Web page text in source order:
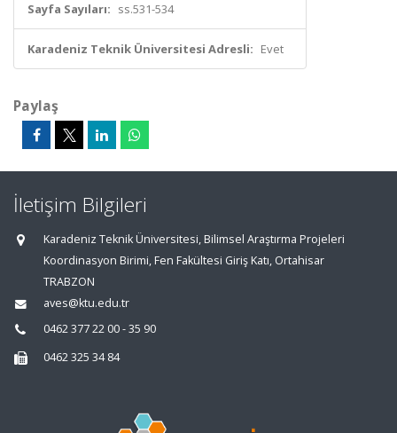
Sayfa Sayıları: ss.531-534
Karadeniz Teknik Üniversitesi Adresli: Evet
Paylaş
İletişim Bilgileri
Karadeniz Teknik Üniversitesi, Bilimsel Araştırma Projeleri
Koordinasyon Birimi, Fen Fakültesi Giriş Katı, Ortahisar
TRABZON
aves@ktu.edu.tr
0462 377 22 00 - 35 90
0462 325 34 84